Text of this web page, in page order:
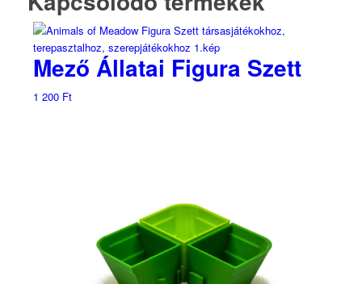
Mező Állatai Figura Szett
1 200 Ft